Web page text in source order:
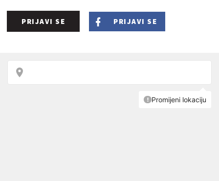
PRIJAVI SE PRIJAVI SE